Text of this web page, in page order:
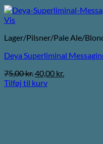
Vis
Lager/Pilsner/Pale Ale/
Deya Superliminal
75,00kr.Den
oprindelige
40,00 kr.
Tilføj til kurv